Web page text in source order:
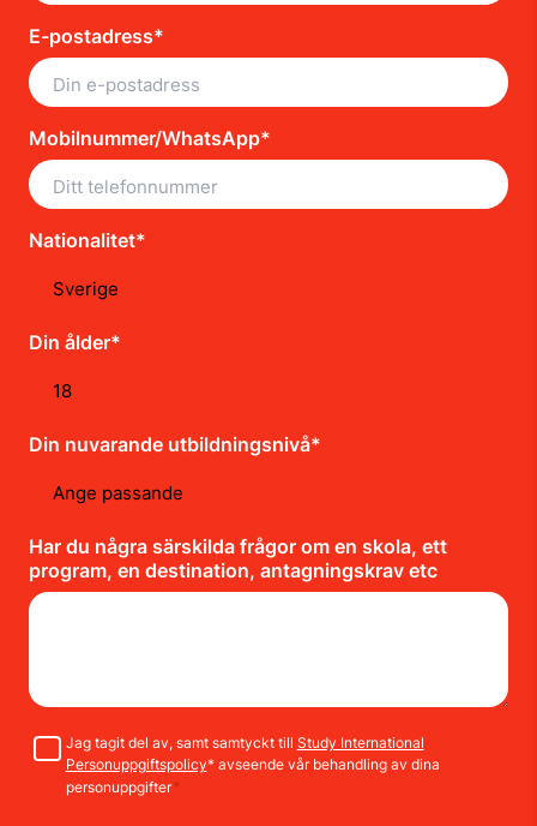
E-postadress*
Mobilnummer/WhatsApp*
Nationalitet*
Din ålder*
Din nuvarande utbildningsnivå*
Har du några särskilda frågor om en skola, ett
program, en destination, antagningskrav etc
Samtycke
Jag tagit del av, samt samtyckt till Study International
Personuppgiftspolicy* avseende vår behandling av dina
personuppgifter*